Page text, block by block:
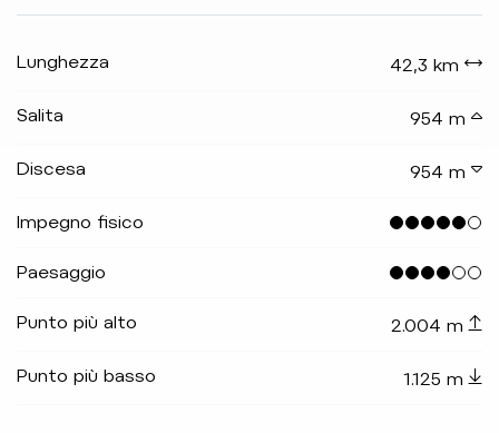
Lunghezza 42,3 km
Salita 954 m
Discesa 954 m
Impegno fisico
Paesaggio
Punto più alto 2.004 m
Punto più basso 1.125 m